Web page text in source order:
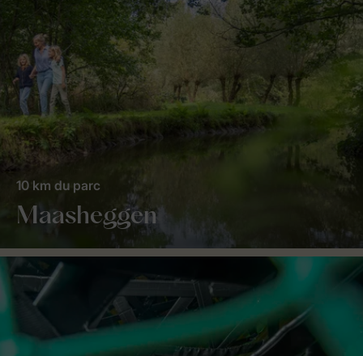
Maasheggen
10 km du parc